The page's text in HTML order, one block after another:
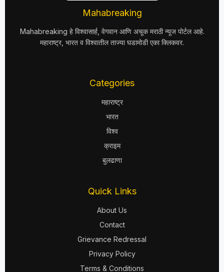
Mahabreaking
Mahabreaking हे विश्वासार्ह, वेगवान आणि अचूक मराठी न्यूज पोर्टल आहे.
महाराष्ट्र, भारत व विश्वातील ताज्या घडामोडी एका क्लिकवर.
Categories
महाराष्ट्र
भारत
विश्व
क्राइम
बुलढाणा
Quick Links
About Us
Contact
Grievance Redressal
Privacy Policy
Terms & Conditions